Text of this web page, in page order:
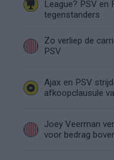
League? PSV en
tegenstanders
Zo verliep de
PSV
Ajax en PSV
afkoopclausule
Joey Veerman
voor bedrag